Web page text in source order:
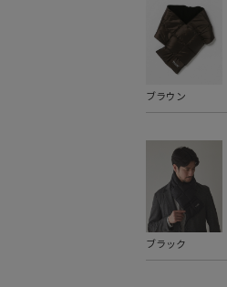
ブラウン
ブラック